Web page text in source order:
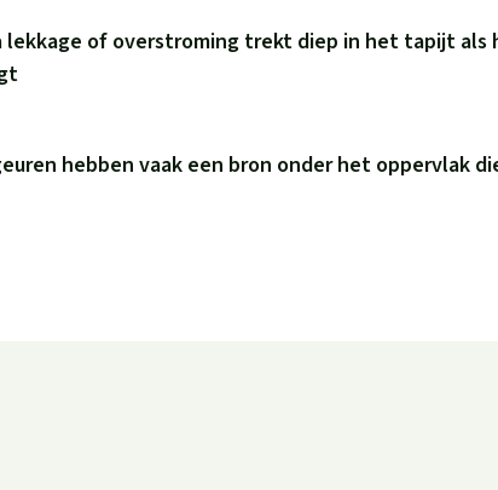
lekkage of overstroming trekt diep in het tapijt als
hebben vaak een bron onder het oppervlak